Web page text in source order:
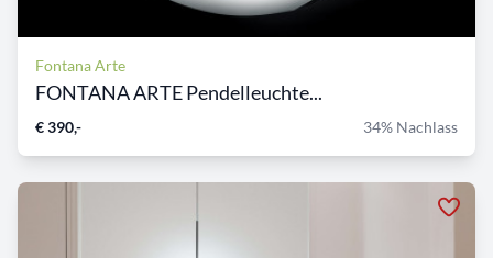
Fontana Arte
FONTANA ARTE Pendelleuchte...
€ 390,- 34% Nachlass